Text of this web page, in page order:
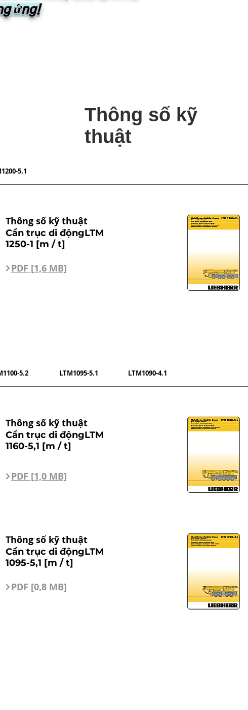
ứng!
Thông số kỹ
thuật
5.1
Thông số kỹ thuật
Cần trục di độngLTM
1250-1 [m / t]
PDF [1,6 MB]
5.2 LTM1095-5.1 LTM1090-4.1
Thông số kỹ thuật
Cần trục di độngLTM
1160-5,1 [m / t]
PDF [1,0 MB]
Thông số kỹ thuật
Cần trục di độngLTM
1095-5,1 [m / t]
PDF [0,8 MB]